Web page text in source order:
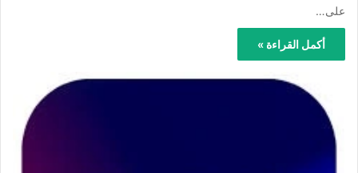
على…
أكمل القراءة »